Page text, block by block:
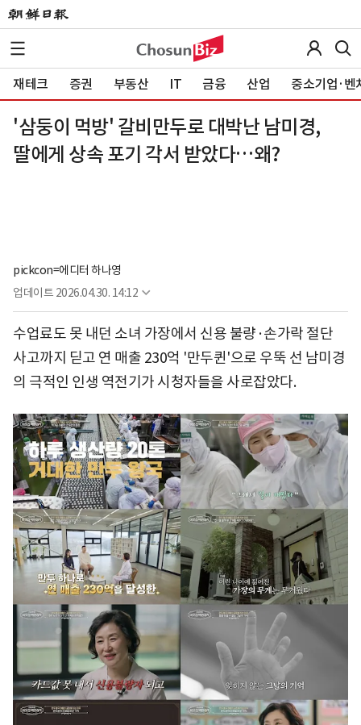
재테크 증권 부동산 IT 금융 산업 중소기업·벤
'삼둥이 먹방' 갈비만두로 대박난 남미경,
딸에게 상속 포기 각서 받았다…왜?
pickcon=에디터 하나영
업데이트 2026.04.30. 14:12
수업료도 못 내던 소녀 가장에서 신용 불량·손가락 절단
사고까지 딛고 연 매출 230억 '만두퀸'으로 우뚝 선 남미경
의 극적인 인생 역전기가 시청자들을 사로잡았다.